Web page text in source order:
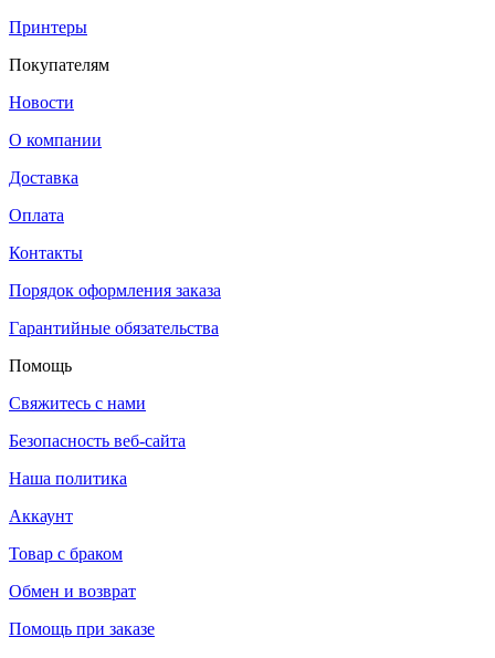
Принтеры
Покупателям
Новости
О компании
Доставка
Оплата
Контакты
Порядок оформления заказа
Гарантийные обязательства
Помощь
Свяжитесь с нами
Безопасность веб-сайта
Наша политика
Аккаунт
Товар с браком
Обмен и возврат
Помощь при заказе